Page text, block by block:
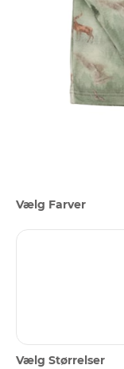
Vælg Farver
Vælg Størrelser